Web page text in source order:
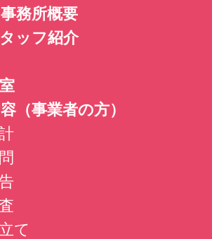
務所概要
ッフ紹介
（事業者の方）
て